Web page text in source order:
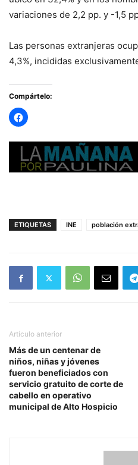
variaciones de 2,2 pp. y -1,5
Las personas extranjeras
4,3%, incididas
Compártelo:
ETIQUETAS INE población
Artículo anterior
Más de un centenar de
niños, niñas y jóvenes
fueron beneficiados con
servicio gratuito de corte de
cabello en operativo
municipal de Alto Hospicio